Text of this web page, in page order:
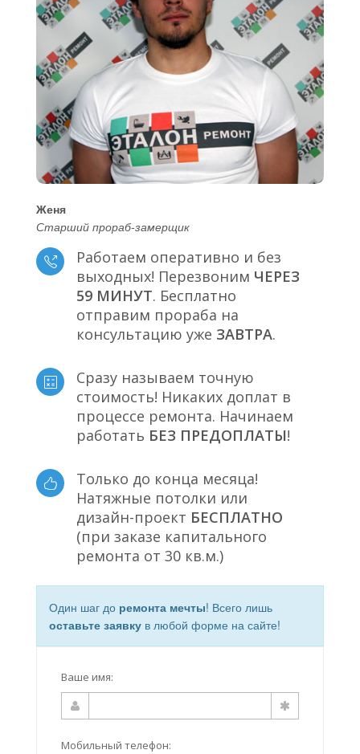
Женя
Старший прораб-замерщик
Работаем оперативно и без
выходных! Перезвоним ЧЕРЕЗ
59 МИНУТ. Бесплатно
отправим прораба на
консультацию уже ЗАВТРА.
Сразу называем точную
стоимость! Никаких доплат в
процессе ремонта. Начинаем
работать БЕЗ ПРЕДОПЛАТЫ!
Только до конца месяца!
Натяжные потолки или
дизайн-проект БЕСПЛАТНО
(при заказе капитального
ремонта от 30 кв.м.)
Один шаг до ремонта мечты! Всего лишь
оставьте заявку в любой форме на сайте!
Ваше имя:
Мобильный телефон: